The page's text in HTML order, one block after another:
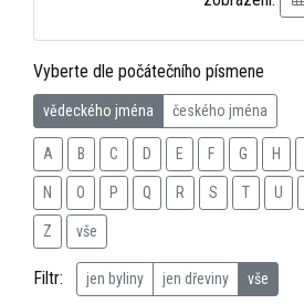
Vyberte dle počátečního písmene
vědeckého jména českého jména
A B C D E F G H
N O P Q R S T U
Z vše
Filtr: jen byliny jen dřeviny vše